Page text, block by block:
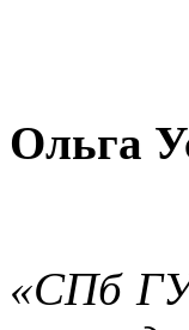
Ольга
«СПб